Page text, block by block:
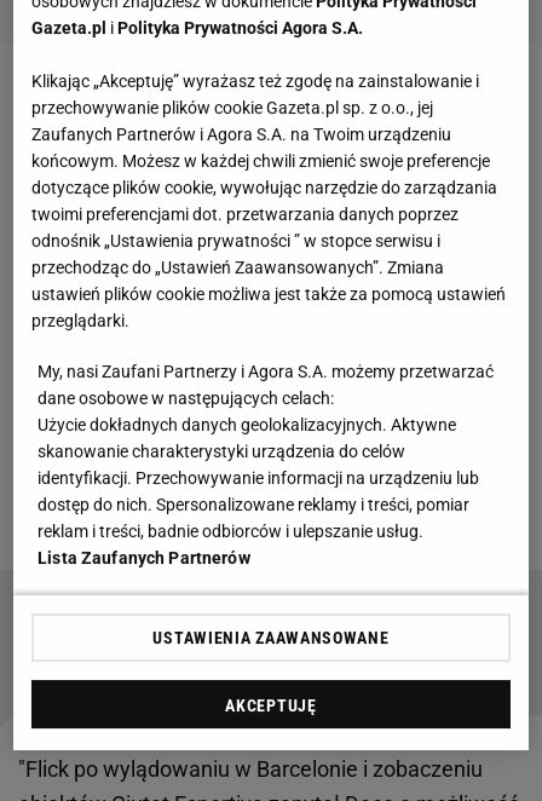
Zobacz wideo Robert Lewandowski obraził kolegów
z reprezentacji? Żelazny: To było pogardliwe
FC Barcelona chce spełnić żądania Hansiego Flicka.
Są zgodni z Deco
"Barcelona zgadza się na nowe życzenie Flicka" -
powołuje się na doniesienia Catalunya Radio. O co
chodzi? O budowę "rezydencji dla zawodników
pierwszego zespołu". Ten projekt leżał na stole już
od kilku lat, a jego orędownikiem jest również Deco
dyrektor sportowy.
Niewiarygodne, co wymyśliła FIFA. "Desperacka,
oszukańcza sztuczka"
"Flick po wylądowaniu w Barcelonie i zobaczeniu
Gazeta.pl iPolityka Prywatności Agora S.A.
Klikając „Akceptuję” wyrażasz też zgodę na zainstalowanie i
przechowywanie plików cookie Gazeta.pl sp. z o.o., jej
Zaufanych Partnerów i Agora S.A. na Twoim urządzeniu
końcowym. Możesz w każdej chwili zmienić swoje preferencje
dotyczące plików cookie, wywołując narzędzie do zarządzania
twoimi preferencjami dot. przetwarzania danych poprzez
odnośnik „Ustawienia prywatności ” w stopce serwisu i
przechodząc do „Ustawień Zaawansowanych”. Zmiana
ustawień plików cookie możliwa jest także za pomocą ustawień
przeglądarki.
My, nasi Zaufani Partnerzy i Agora S.A. możemy przetwarzać
dane osobowe w następujących celach:
Użycie dokładnych danych geolokalizacyjnych. Aktywne
skanowanie charakterystyki urządzenia do celów
identyfikacji. Przechowywanie informacji na urządzeniu lub
dostęp do nich. Spersonalizowane reklamy i treści, pomiar
reklam i treści, badnie odbiorców i ulepszanie usług.
Lista Zaufanych Partnerów
USTAWIENIA ZAAWANSOWANE
AKCEPTUJĘ